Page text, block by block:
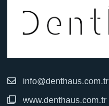
info@denthaus.com.tr
www.denthaus.com.tr